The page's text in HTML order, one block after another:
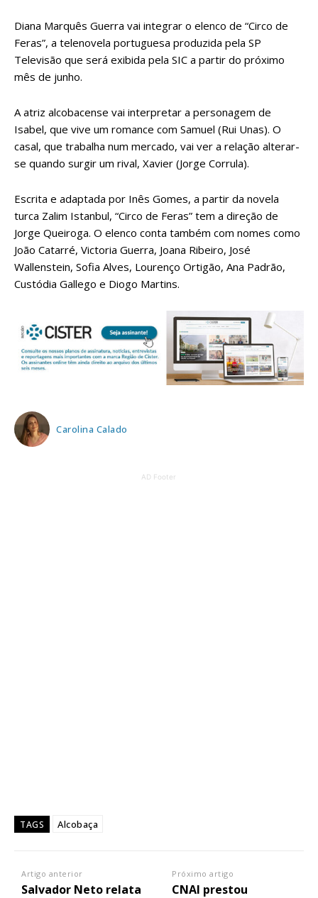
Diana Marquês Guerra vai integrar o elenco de “Circo de
Feras”, a telenovela portuguesa produzida pela SP
Televisão que será exibida pela SIC a partir do próximo
mês de junho.
A atriz alcobacense vai interpretar a personagem de
Isabel, que vive um romance com Samuel (Rui Unas). O
casal, que trabalha num mercado, vai ver a relação alterar-
se quando surgir um rival, Xavier (Jorge Corrula).
Escrita e adaptada por Inês Gomes, a partir da novela
turca Zalim Istanbul, “Circo de Feras” tem a direção de
Jorge Queiroga. O elenco conta também com nomes como
João Catarré, Victoria Guerra, Joana Ribeiro, José
Wallenstein, Sofia Alves, Lourenço Ortigão, Ana Padrão,
Custódia Gallego e Diogo Martins.
Carolina Calado
AD Footer
TAGS Alcobaça
Artigo anterior
Salvador Neto relata
Próximo artigo
CNAl prestou